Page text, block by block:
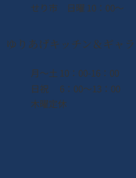
せり市 日曜 10：00〜
ゆりあげキッチン＆ギャ
月〜土 10：00-16：00
日祝 6：00〜13：00
木曜定休